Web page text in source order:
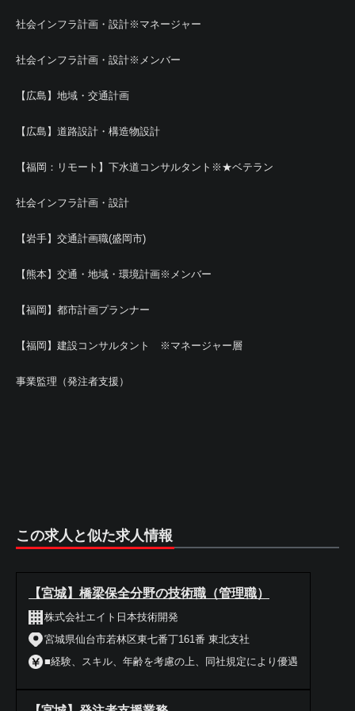
社会インフラ計画・設計※マネージャー
社会インフラ計画・設計※メンバー
【広島】地域・交通計画
【広島】道路設計・構造物設計
【福岡：リモート】下水道コンサルタント※★ベテラン
社会インフラ計画・設計
【岩手】交通計画職(盛岡市)
【熊本】交通・地域・環境計画※メンバー
【福岡】都市計画プランナー
【福岡】建設コンサルタント ※マネージャー層
事業監理（発注者支援）
この求人と似た求人情報
【宮城】橋梁保全分野の技術職（管理職）
株式会社エイト日本技術開発
宮城県仙台市若林区東七番丁161番 東北支社
■経験、スキル、年齢を考慮の上、同社規定により優遇